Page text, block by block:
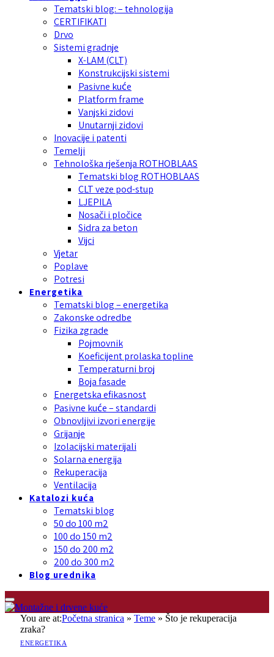
Tematski blog: – tehnologija
CERTIFIKATI
Drvo
Sistemi gradnje
X-LAM (CLT)
Konstrukcijski sistemi
Pasivne kuće
Platform frame
Vanjski zidovi
Unutarnji zidovi
Inovacije i patenti
Temelji
Tehnološka rješenja ROTHOBLAAS
Tematski blog ROTHOBLAAS
CLT veze pod-stup
LJEPILA
Nosači i pločice
Sidra za beton
Vijci
Vjetar
Poplave
Potresi
Energetika
Tematski blog – energetika
Zakonske odredbe
Fizika zgrade
Pojmovnik
Koeficijent prolaska topline
Temperaturni broj
Boja fasade
Energetska efikasnost
Pasivne kuće – standardi
Obnovljivi izvori energije
Grijanje
Izolacijski materijali
Solarna energija
Rekuperacija
Ventilacija
Katalozi kuća
Tematski blog
50 do 100 m2
100 do 150 m2
150 do 200 m2
200 do 300 m2
Blog urednika
You are at:Početna stranica » Teme » Što je rekuperacija
zraka?
ENERGETIKA